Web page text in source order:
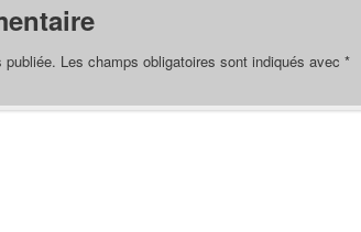
publiée. Les champs obligatoires sont indiqués avec *